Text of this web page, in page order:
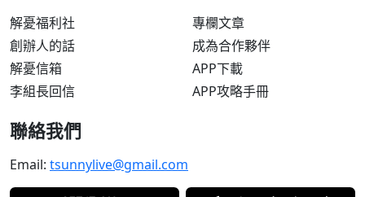
解憂福利社
創辦人的話
解憂信箱
李組長回信
專欄文章
成為合作夥伴
APP下載
APP攻略手冊
聯絡我們
Email: tsunnylive@gmail.com